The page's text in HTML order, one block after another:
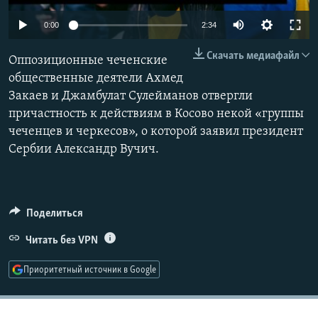
РАСПИСАНИЕ ВЕЩАНИЯ
ПОДПИШИТЕСЬ НА РАССЫЛКУ
СОЦИАЛЬНЫЕ СЕТИ
Auto 240p
720p 1080p
0:00 2:34
480p
Скачать медиафайл
Оппозиционные чеченские
общественные деятели Ахмед
Закаев и Джамбулат Сулейманов отвергли
причастность к действиям в Косово некой «группы
чеченцев и черкесов», о которой заявил президент
Сербии Александр Вучич.
Поделиться
Читать без VPN
Приоритетный источник в Google